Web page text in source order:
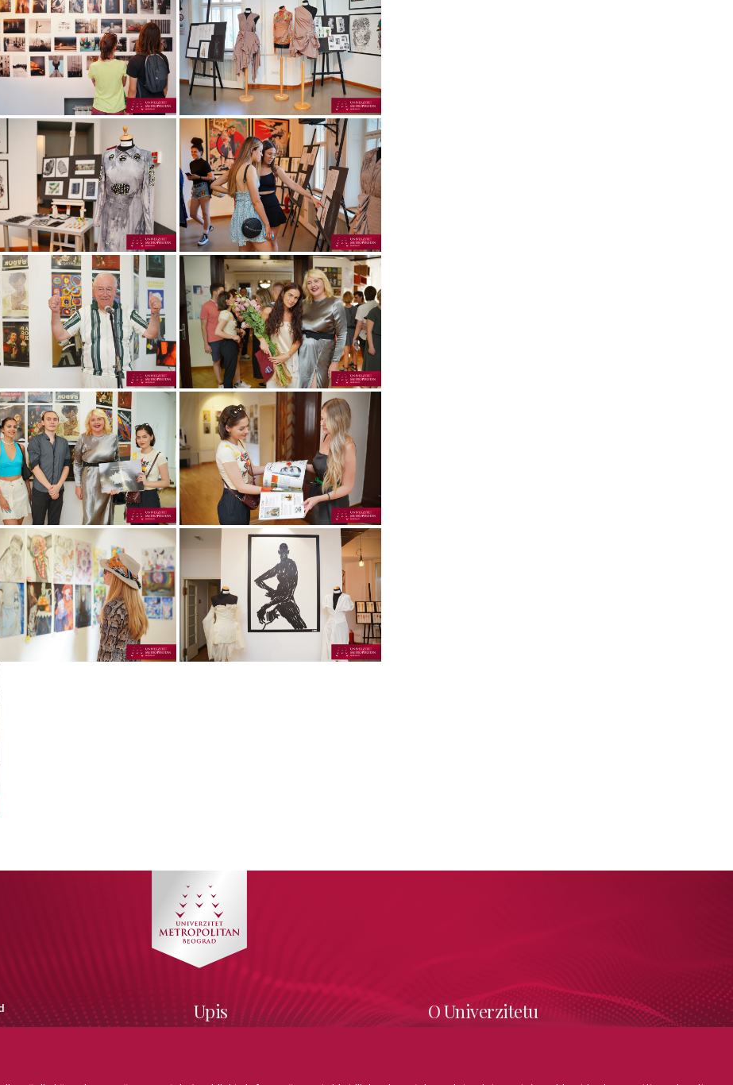
Upis O Univerzitetu